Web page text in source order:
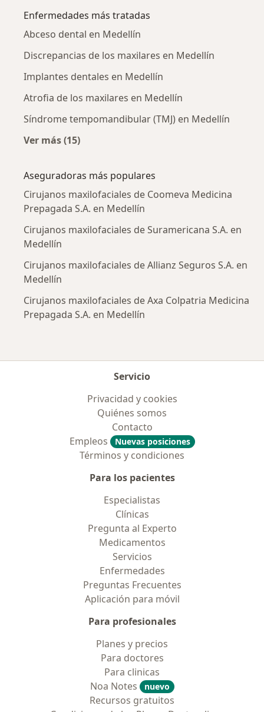
Enfermedades más tratadas
Abceso dental en Medellín
Discrepancias de los maxilares en Medellín
Implantes dentales en Medellín
Atrofia de los maxilares en Medellín
Síndrome tempomandibular (TMJ) en Medellín
Ver más (15)
Aseguradoras más populares
Cirujanos maxilofaciales de Coomeva Medicina
Prepagada S.A. en Medellín
Cirujanos maxilofaciales de Suramericana S.A. en
Medellín
Cirujanos maxilofaciales de Allianz Seguros S.A. en
Medellín
Cirujanos maxilofaciales de Axa Colpatria Medicina
Prepagada S.A. en Medellín
Servicio
Privacidad y cookies
Quiénes somos
Contacto
Empleos
Nuevas posiciones
Términos y condiciones
Para los pacientes
Especialistas
Clínicas
Pregunta al Experto
Medicamentos
Servicios
Enfermedades
Preguntas Frecuentes
Aplicación para móvil
Para profesionales
Planes y precios
Para doctores
Para clinicas
Noa Notes
nuevo
Recursos gratuitos